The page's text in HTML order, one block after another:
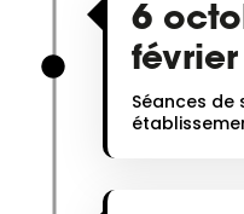
6
Séances de